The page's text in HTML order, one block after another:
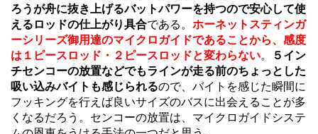
ろうが舟に抜き上げるバットパワーを持つので安心して使
えるロッドの仕上がり具合である。 ホーネットスティンガ
ーシリーズ御用達のマイクロガイドであることから、感度
は１ピースロッド・２ピースロッドと変わらない。
５イン
チセンコーの放置などでもラインが走る前のちょっとした
吸い込みバイトも感じられるので、バイトを感じた瞬間に
フッキングを行えば良いサイズのバスに出会えることが多
くなるだろう。センコーの放置は、マイクロガイドシステ